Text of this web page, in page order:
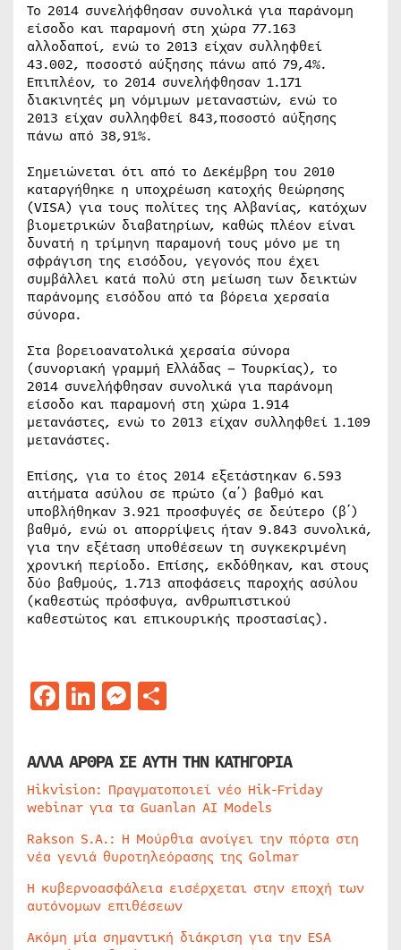
Το 2014 συνελήφθησαν συνολικά για παράνομη
είσοδο και παραμονή στη χώρα 77.163
αλλοδαποί, ενώ το 2013 είχαν συλληφθεί
43.002, ποσοστό αύξησης πάνω από 79,4%.
Επιπλέον, το 2014 συνελήφθησαν 1.171
διακινητές μη νόμιμων μεταναστών, ενώ το
2013 είχαν συλληφθεί 843,ποσοστό αύξησης
πάνω από 38,91%.
Σημειώνεται ότι από το Δεκέμβρη του 2010
καταργήθηκε η υποχρέωση κατοχής θεώρησης
(VISA) για τους πολίτες της Αλβανίας, κατόχων
βιομετρικών διαβατηρίων, καθώς πλέον είναι
δυνατή η τρίμηνη παραμονή τους μόνο με τη
σφράγιση της εισόδου, γεγονός που έχει
συμβάλλει κατά πολύ στη μείωση των δεικτών
παράνομης εισόδου από τα βόρεια χερσαία
σύνορα.
Στα βορειοανατολικά χερσαία σύνορα
(συνοριακή γραμμή Ελλάδας – Τουρκίας), το
2014 συνελήφθησαν συνολικά για παράνομη
είσοδο και παραμονή στη χώρα 1.914
μετανάστες, ενώ το 2013 είχαν συλληφθεί 1.109
μετανάστες.
Επίσης, για το έτος 2014 εξετάστηκαν 6.593
αιτήματα ασύλου σε πρώτο (α΄) βαθμό και
υποβλήθηκαν 3.921 προσφυγές σε δεύτερο (β΄)
βαθμό, ενώ οι απορρίψεις ήταν 9.843 συνολικά,
για την εξέταση υποθέσεων τη συγκεκριμένη
χρονική περίοδο. Επίσης, εκδόθηκαν, και στους
δύο βαθμούς, 1.713 αποφάσεις παροχής ασύλου
(καθεστώς πρόσφυγα, ανθρωπιστικού
καθεστώτος και επικουρικής προστασίας).
Facebook
LinkedIn
Messenger
ΑΛΛΑ ΑΡΘΡΑ ΣΕ ΑΥΤΗ ΤΗΝ ΚΑΤΗΓΟΡΙΑ
Hikvision: Πραγματοποιεί νέο Hik-Friday
webinar για τα Guanlan AI Models
Rakson S.A.: Η Μούρθια ανοίγει την πόρτα στη
νέα γενιά θυροτηλεόρασης της Golmar
Η κυβερνοασφάλεια εισέρχεται στην εποχή των
αυτόνομων επιθέσεων
Ακόμη μία σημαντική διάκριση για την ESA